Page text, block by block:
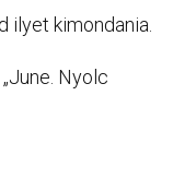
ilyet kimondania.
Nyolc